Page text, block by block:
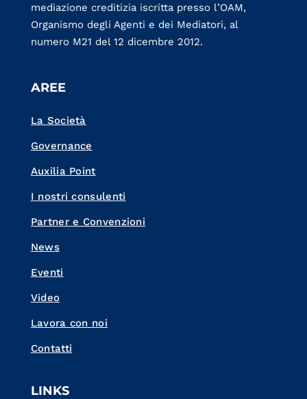
mediazione creditizia iscritta presso l’OAM,
Organismo degli Agenti e dei Mediatori, al
numero M21 del 12 dicembre 2012.
AREE
La Società
Governance
Auxilia Point
I nostri consulenti
Partner e Convenzioni
News
Eventi
Video
Lavora con noi
Contatti
LINKS